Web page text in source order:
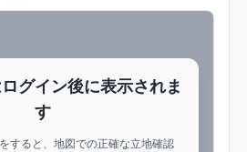
グイン後に表示されま
す
すると、地図での正確な立地確認